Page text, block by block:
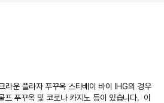
라운 플라자 푸꾸옥 스타베이 바이 IHG의 경우
푸꾸옥 및 코로나 카지노 등이 있습니다.  이